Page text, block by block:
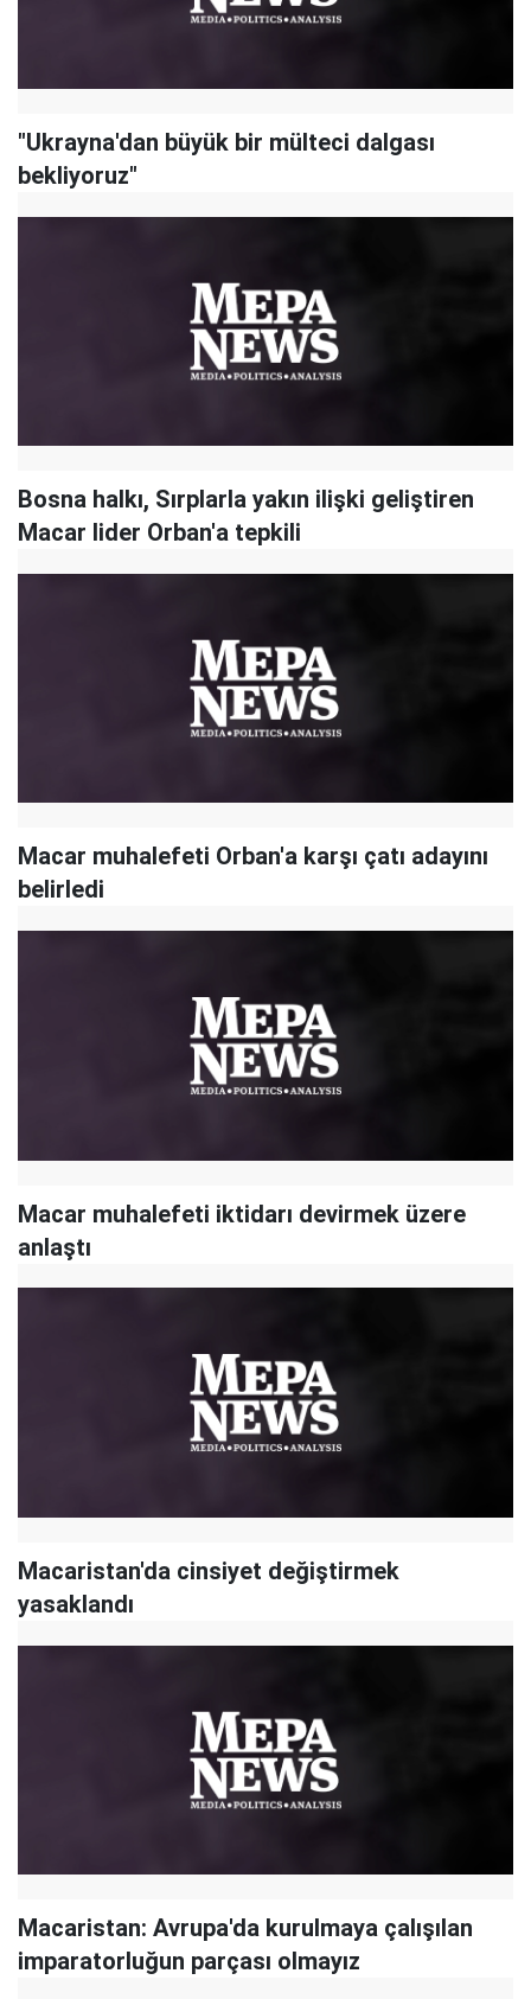
"Ukrayna'dan büyük bir mülteci dalgası
bekliyoruz"
Bosna halkı, Sırplarla yakın ilişki geliştiren
Macar lider Orban'a tepkili
Macar muhalefeti Orban'a karşı çatı adayını
belirledi
Macar muhalefeti iktidarı devirmek üzere
anlaştı
Macaristan'da cinsiyet değiştirmek
yasaklandı
Macaristan: Avrupa'da kurulmaya çalışılan
imparatorluğun parçası olmayız